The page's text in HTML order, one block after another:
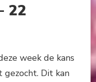
22
week de kans
Dit kan